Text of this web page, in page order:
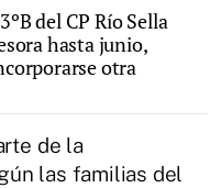
del CP Río Sella
hasta junio,
otra
de la
las familias del